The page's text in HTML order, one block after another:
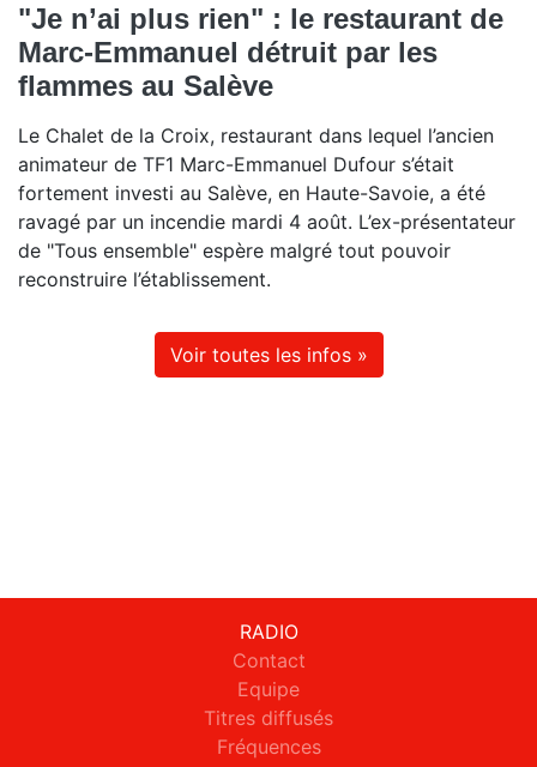
"Je n’ai plus rien" : le restaurant de
Marc-Emmanuel détruit par les
flammes au Salève
Le Chalet de la Croix, restaurant dans lequel l’ancien
animateur de TF1 Marc-Emmanuel Dufour s’était
fortement investi au Salève, en Haute-Savoie, a été
ravagé par un incendie mardi 4 août. L’ex-présentateur
de "Tous ensemble" espère malgré tout pouvoir
reconstruire l’établissement.
Voir toutes les infos »
RADIO
Contact
Equipe
Titres diffusés
Fréquences